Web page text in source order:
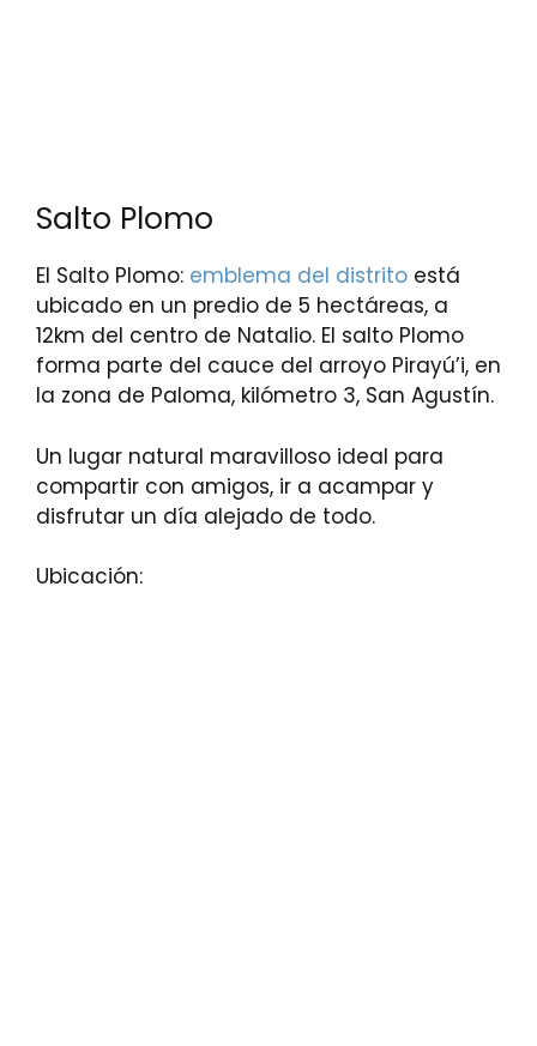
Salto Plomo
El Salto Plomo: emblema del distrito está
ubicado en un predio de 5 hectáreas, a
12km del centro de Natalio. El salto Plomo
forma parte del cauce del arroyo Pirayú’i, en
la zona de Paloma, kilómetro 3, San Agustín.
Un lugar natural maravilloso ideal para
compartir con amigos, ir a acampar y
disfrutar un día alejado de todo.
Ubicación: